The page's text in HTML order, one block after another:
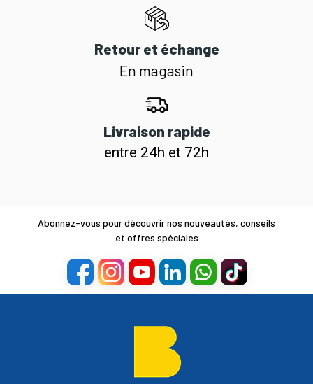
Retour et échange
En magasin
Livraison rapide
entre 24h et 72h
Abonnez-vous pour découvrir nos nouveautés, conseils
et offres spéciales